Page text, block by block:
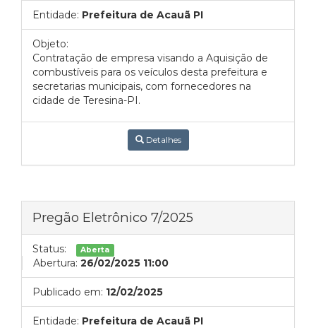
Entidade: Prefeitura de Acauã PI
Objeto:
Contratação de empresa visando a Aquisição de
combustíveis para os veículos desta prefeitura e
secretarias municipais, com fornecedores na
cidade de Teresina-PI.
Detalhes
Pregão Eletrônico 7/2025
Status: Aberta
Abertura: 26/02/2025 11:00
Publicado em: 12/02/2025
Entidade: Prefeitura de Acauã PI